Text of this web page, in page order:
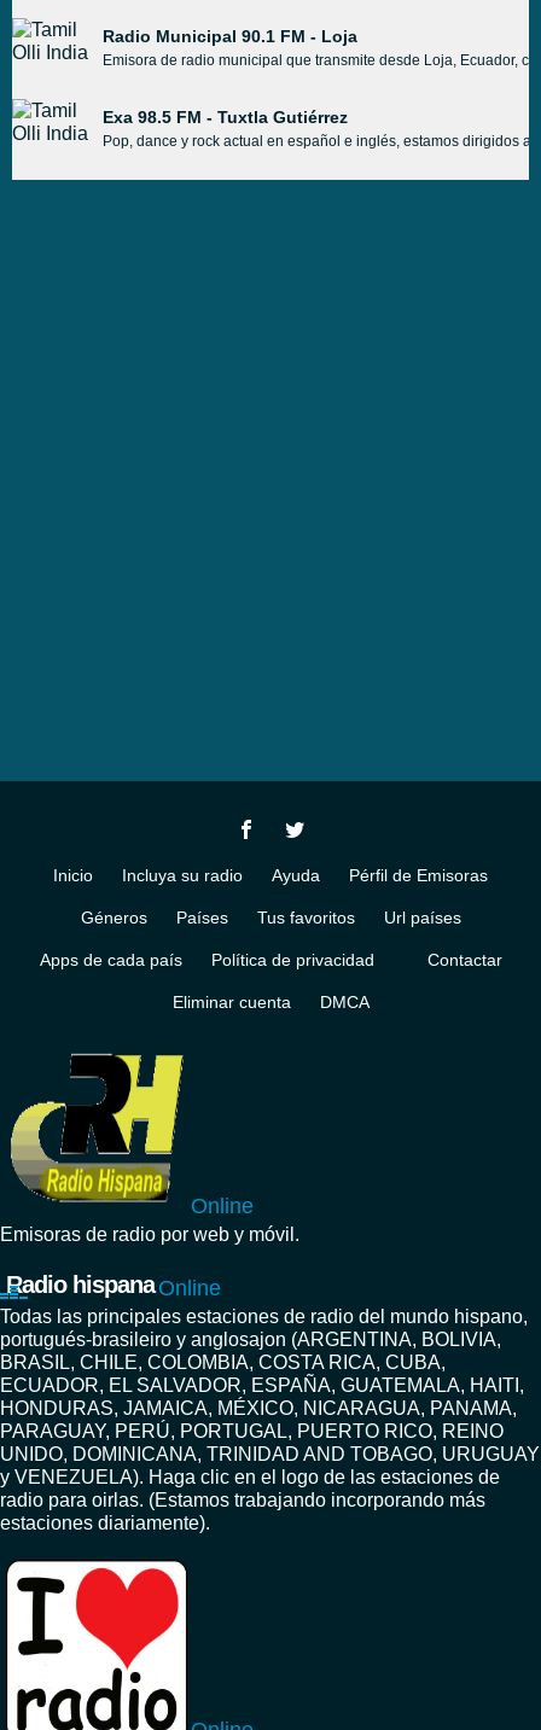
Radio Municipal 90.1 FM - Loja
Emisora de radio municipal que transmite desde Loja, Ecuador,
Exa 98.5 FM - Tuxtla Gutiérrez
Pop, dance y rock actual en español e inglés, estamos dirigidos
Inicio Incluya su radio Ayuda Pérfil de Emisoras
Géneros Países Tus favoritos Url países
Apps de cada país Política de privacidad Contactar
Eliminar cuenta DMCA
Online
Emisoras de radio por web y móvil.
Radio hispana Online
Todas las principales estaciones de radio del mundo hispano,
portugués-brasileiro y anglosajon (ARGENTINA, BOLIVIA,
BRASIL, CHILE, COLOMBIA, COSTA RICA, CUBA,
ECUADOR, EL SALVADOR, ESPAÑA, GUATEMALA, HAITI,
HONDURAS, JAMAICA, MÉXICO, NICARAGUA, PANAMA,
PARAGUAY, PERÚ, PORTUGAL, PUERTO RICO, REINO
UNIDO, DOMINICANA, TRINIDAD AND TOBAGO, URUGUAY
y VENEZUELA). Haga clic en el logo de las estaciones de
radio para oirlas. (Estamos trabajando incorporando más
estaciones diariamente).